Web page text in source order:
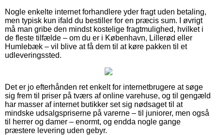
Nogle enkelte internet forhandlere yder fragt uden betaling,
men typisk kun ifald du bestiller for en præcis sum. I øvrigt
må man gribe den mindst kostelige fragtmulighed, hvilket i
de fleste tilfælde – om du er i København, Lillerød eller
Humlebæk – vil blive at få dem til at køre pakken til et
udleveringssted.
Det er jo efterhånden ret enkelt for internetbrugere at søge
sig frem til priser på tværs af online varehuse, og til gengæld
har masser af internet butikker set sig nødsaget til at
mindske udsalgspriserne på varerne – til juniorer, men også
til herrer og damer – enormt, og endda nogle gange
præstere levering uden gebyr.